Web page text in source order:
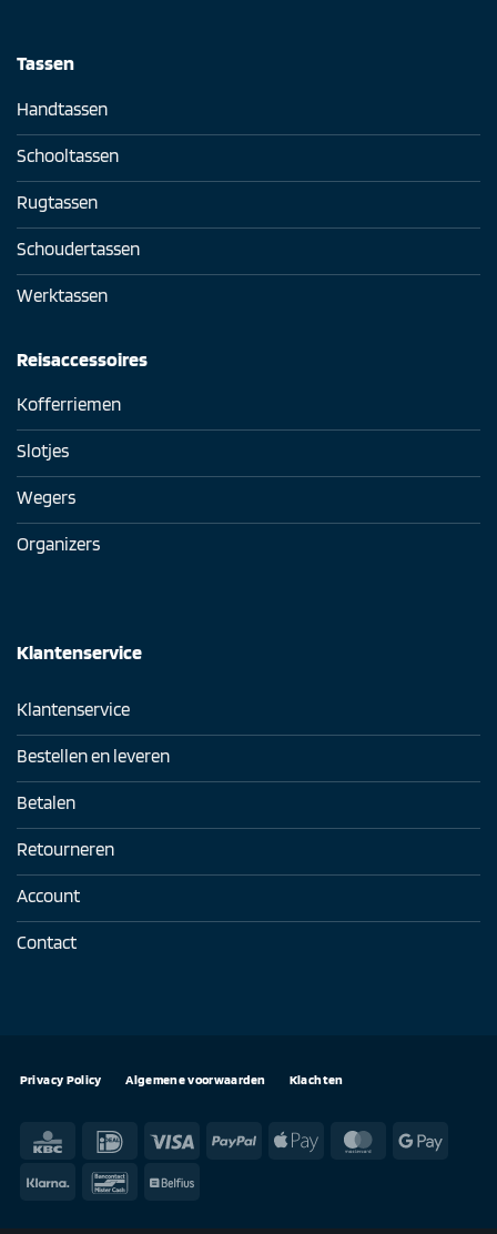
Tassen
Handtassen
Schooltassen
Rugtassen
Schoudertassen
Werktassen
Reisaccessoires
Kofferriemen
Slotjes
Wegers
Organizers
Klantenservice
Klantenservice
Bestellen en leveren
Betalen
Retourneren
Account
Contact
Privacy Policy Algemene voorwaarden Klachten
KBC IDeal Visa PayPal Apple
MasterCardGoogle
Klarna BancontactBelfius